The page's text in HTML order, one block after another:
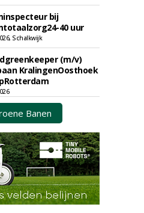
bij
40 uur
Schalkwijk
(m/v)
KralingenOosthoek
Banen